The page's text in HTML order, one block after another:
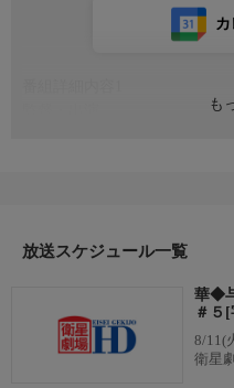
も
ビー・ウェンジュン（畢
グアン・ホン（官鴻）
ウー・ユーホン（呉宇恒
ジー・シャオビン（季
放送スケジュール一覧
華◆
＃５
8/11(
衛星